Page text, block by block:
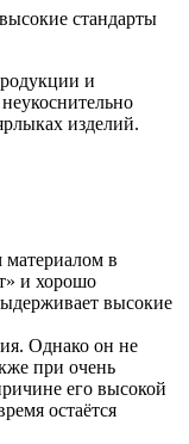
стандарты
и
изделий.
в
и хорошо
высокие
Однако он не
при очень
его высокой
остаётся